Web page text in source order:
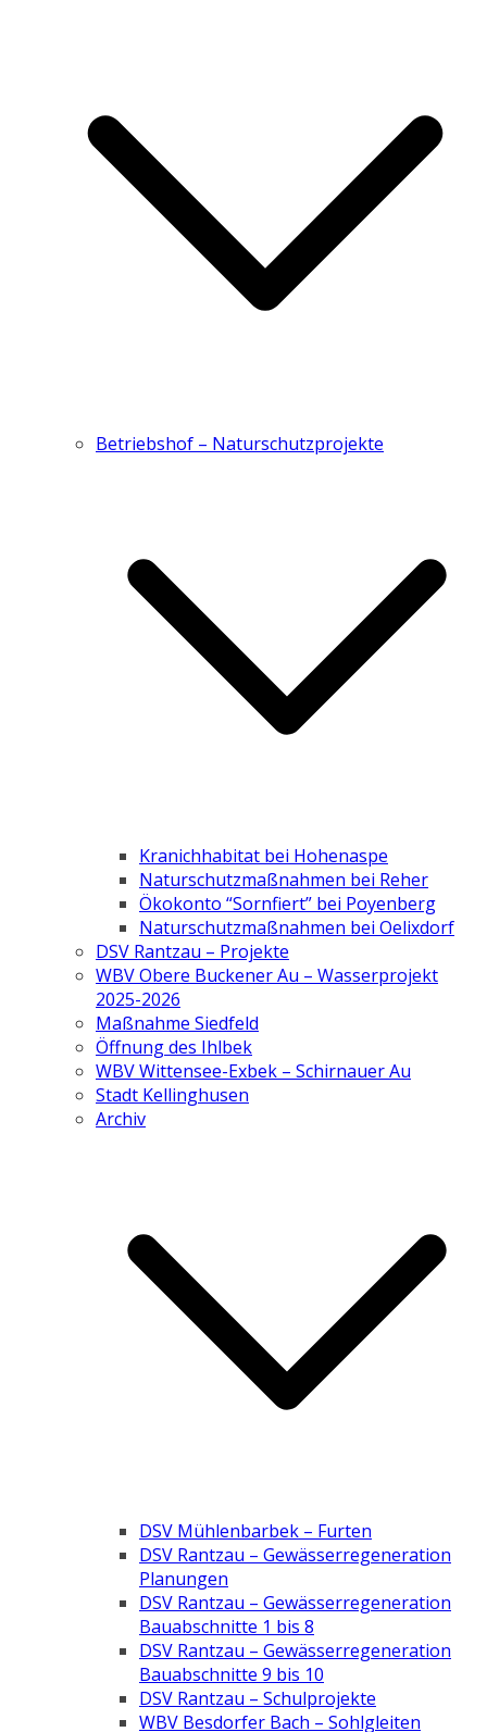
Betriebshof – Naturschutzprojekte
Kranichhabitat bei Hohenaspe
Naturschutzmaßnahmen bei Reher
Ökokonto “Sornfiert” bei Poyenberg
Naturschutzmaßnahmen bei Oelixdorf
DSV Rantzau – Projekte
WBV Obere Buckener Au – Wasserprojekt
2025-2026
Maßnahme Siedfeld
Öffnung des Ihlbek
WBV Wittensee-Exbek – Schirnauer Au
Stadt Kellinghusen
Archiv
DSV Mühlenbarbek – Furten
DSV Rantzau – Gewässerregeneration
Planungen
DSV Rantzau – Gewässerregeneration
Bauabschnitte 1 bis 8
DSV Rantzau – Gewässerregeneration
Bauabschnitte 9 bis 10
DSV Rantzau – Schulprojekte
WBV Besdorfer Bach – Sohlgleiten